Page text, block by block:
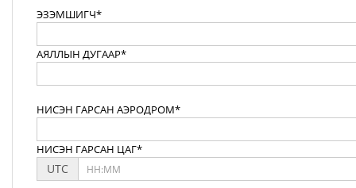
ЭЗЭМШИГЧ*
АЯЛЛЫН ДУГААР*
НИСЭН ГАРСАН АЭРОДРОМ*
НИСЭН ГАРСАН ЦАГ*
UTC